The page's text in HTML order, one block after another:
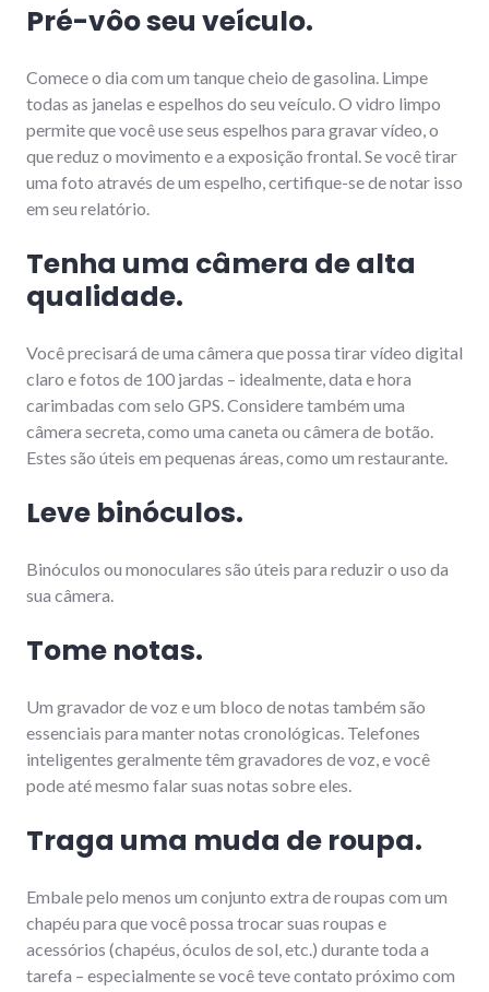
Pré-vôo seu veículo.
Comece o dia com um tanque cheio de gasolina. Limpe
todas as janelas e espelhos do seu veículo. O vidro limpo
permite que você use seus espelhos para gravar vídeo, o
que reduz o movimento e a exposição frontal. Se você tirar
uma foto através de um espelho, certifique-se de notar isso
em seu relatório.
Tenha uma câmera de alta
qualidade.
Você precisará de uma câmera que possa tirar vídeo digital
claro e fotos de 100 jardas – idealmente, data e hora
carimbadas com selo GPS. Considere também uma
câmera secreta, como uma caneta ou câmera de botão.
Estes são úteis em pequenas áreas, como um restaurante.
Leve binóculos.
Binóculos ou monoculares são úteis para reduzir o uso da
sua câmera.
Tome notas.
Um gravador de voz e um bloco de notas também são
essenciais para manter notas cronológicas. Telefones
inteligentes geralmente têm gravadores de voz, e você
pode até mesmo falar suas notas sobre eles.
Traga uma muda de roupa.
Embale pelo menos um conjunto extra de roupas com um
chapéu para que você possa trocar suas roupas e
acessórios (chapéus, óculos de sol, etc.) durante toda a
tarefa – especialmente se você teve contato próximo com